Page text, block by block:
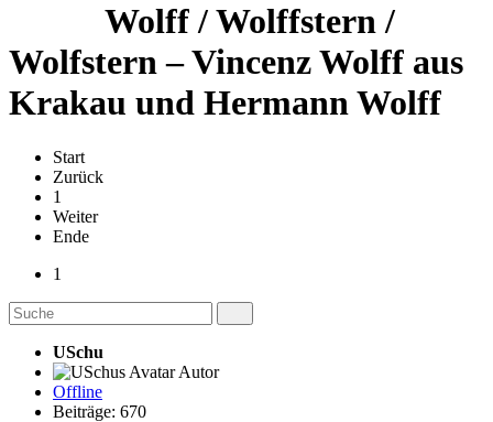
Wolff / Wolffstern /
Wolfstern – Vincenz Wolff aus
Krakau und Hermann Wolff
Start
Zurück
1
Weiter
Ende
1
USchu
Autor
Offline
Beiträge: 670